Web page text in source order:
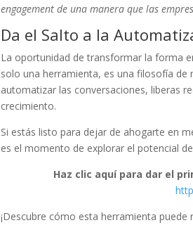
engagement de una manera que las
Da el Salto a la
La oportunidad de transformar la forma
solo una herramienta, es una filosofía de
automatizar las conversaciones, liberas
crecimiento.
Si estás listo para dejar de ahogarte en
es el momento de explorar el potencial
Haz clic aquí para dar el
¡Descubre cómo esta herramienta puede